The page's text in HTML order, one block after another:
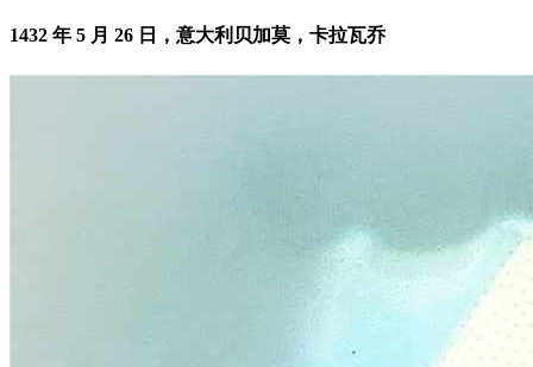
1432 年 5 月 26 日，意大利贝加莫，卡拉瓦乔